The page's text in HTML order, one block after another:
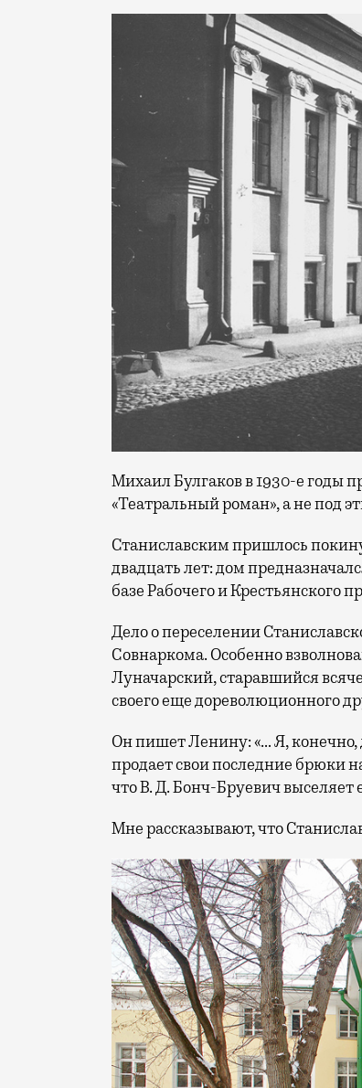
Михаил Булгаков в 1930-е годы
«Театральный роман», а не под
Станиславским пришлось
двадцать лет: дом
базе Рабочего и Крестьянского
Дело о переселении
Совнаркома. Особенно
Луначарский, старавшийся
своего еще дореволюционного
Он пишет Ленину: «… Я, конечно,
продает свои последние брюки
что В. Д. Бонч-Бруевич
Мне рассказывают, что